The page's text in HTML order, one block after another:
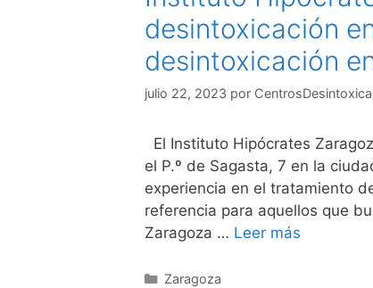
desintoxicación
desintoxicación
julio 22, 2023 por
El Instituto Hipócrates
el P.º de Sagasta, 7 en la
experiencia en el tratamiento
referencia para aquellos que
Zaragoza … Leer más
Categorías
Zaragoza